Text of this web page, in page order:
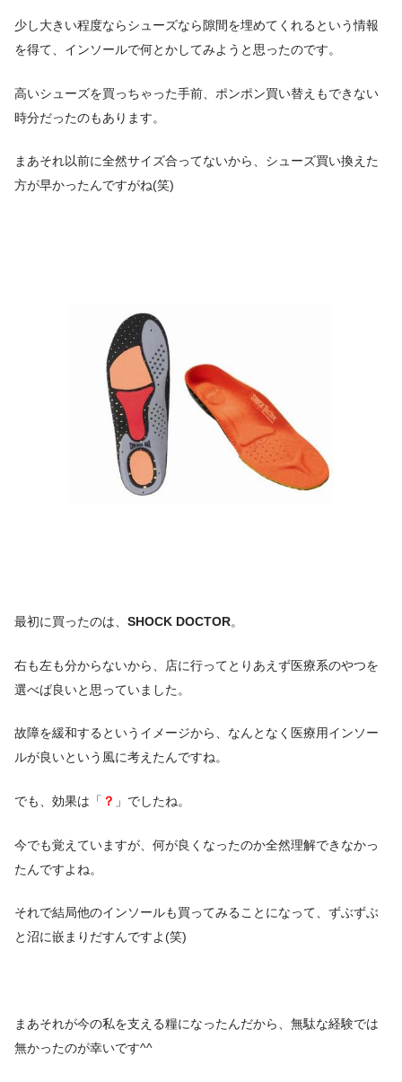
少し大きい程度ならシューズなら隙間を埋めてくれるという情報
を得て、インソールで何とかしてみようと思ったのです。
高いシューズを買っちゃった手前、ポンポン買い替えもできない
時分だったのもあります。
まあそれ以前に全然サイズ合ってないから、シューズ買い換えた
方が早かったんですがね(笑)
最初に買ったのは、 SHOCK DOCTOR。
右も左も分からないから、店に行ってとりあえず医療系のやつを
選べば良いと思っていました。
故障を緩和するというイメージから、なんとなく医療用インソー
ルが良いという風に考えたんですね。
でも、効果は「 ？ 」でしたね。
今でも覚えていますが、何が良くなったのか全然理解できなかっ
たんですよね。
それで結局他のインソールも買ってみることになって、ずぶずぶ
と沼に嵌まりだすんですよ(笑)
まあそれが今の私を支える糧になったんだから、無駄な経験では
無かったのが幸いです^^